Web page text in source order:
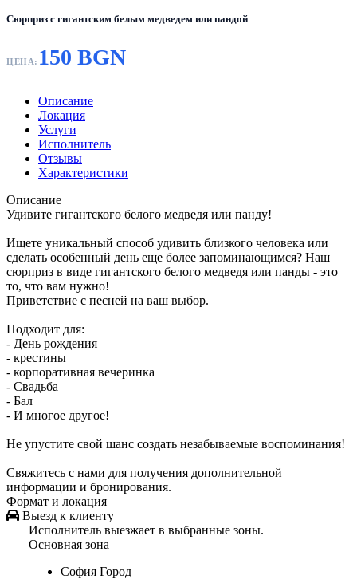
Сюрприз с гигантским белым медведем или пандой
ЦЕНА: 150 BGN
Описание
Локация
Услуги
Исполнитель
Отзывы
Характеристики
Описание
Удивите гигантского белого медведя или панду!
Ищете уникальный способ удивить близкого человека или
сделать особенный день еще более запоминающимся? Наш
сюрприз в виде гигантского белого медведя или панды - это
то, что вам нужно!
Приветствие с песней на ваш выбор.
Подходит для:
- День рождения
- крестины
- корпоративная вечеринка
- Свадьба
- Бал
- И многое другое!
Не упустите свой шанс создать незабываемые воспоминания!
Свяжитесь с нами для получения дополнительной
информации и бронирования.
Формат и локация
Выезд к клиенту
Исполнитель выезжает в выбранные зоны.
Основная зона
София Город